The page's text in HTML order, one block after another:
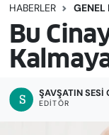
HABERLER GENEL
Bu
ŞAVŞATIN SESI
EDITÖR
Artvin
Artvin